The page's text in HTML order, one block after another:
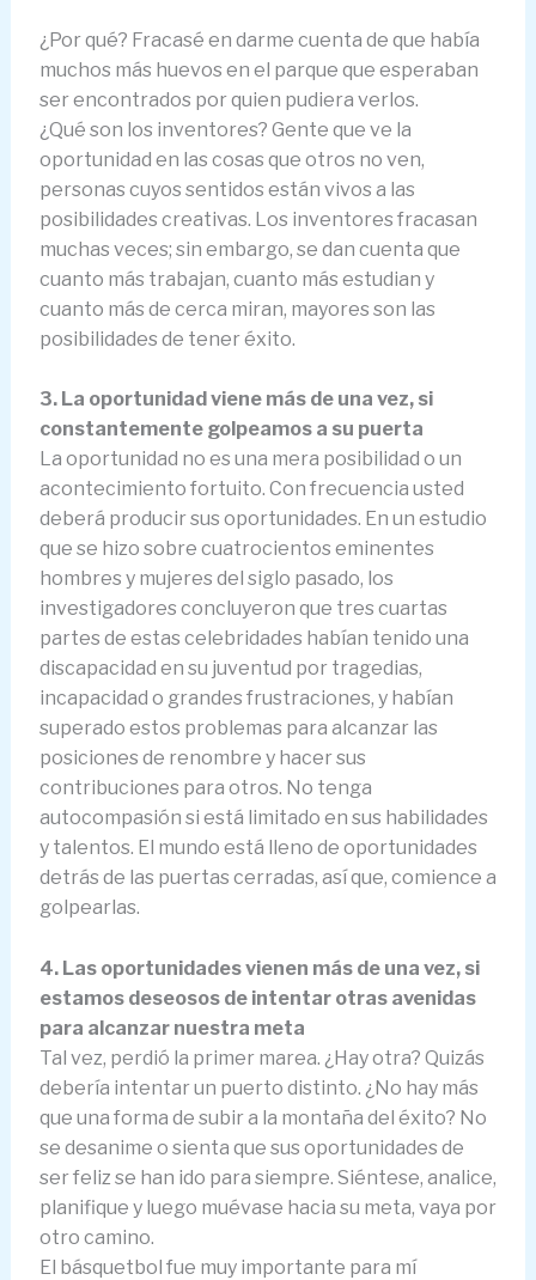
¿Por qué? Fracasé en darme cuenta de que había
muchos más huevos en el parque que esperaban
ser encontrados por quien pudiera verlos.
¿Qué son los inventores? Gente que ve la
oportunidad en las cosas que otros no ven,
personas cuyos sentidos están vivos a las
posibilidades creativas. Los inventores fracasan
muchas veces; sin embargo, se dan cuenta que
cuanto más trabajan, cuanto más estudian y
cuanto más de cerca miran, mayores son las
posibilidades de tener éxito.
3. La oportunidad viene más de una vez, si
constantemente golpeamos a su puerta
La oportunidad no es una mera posibilidad o un
acontecimiento fortuito. Con frecuencia usted
deberá producir sus oportunidades. En un estudio
que se hizo sobre cuatrocientos eminentes
hombres y mujeres del siglo pasado, los
investigadores concluyeron que tres cuartas
partes de estas celebridades habían tenido una
discapacidad en su juventud por tragedias,
incapacidad o grandes frustraciones, y habían
superado estos problemas para alcanzar las
posiciones de renombre y hacer sus
contribuciones para otros. No tenga
autocompasión si está limitado en sus habilidades
y talentos. El mundo está lleno de oportunidades
detrás de las puertas cerradas, así que, comience a
golpearlas.
4. Las oportunidades vienen más de una vez, si
estamos deseosos de intentar otras avenidas
para alcanzar nuestra meta
Tal vez, perdió la primer marea. ¿Hay otra? Quizás
debería intentar un puerto distinto. ¿No hay más
que una forma de subir a la montaña del éxito? No
se desanime o sienta que sus oportunidades de
ser feliz se han ido para siempre. Siéntese, analice,
planifique y luego muévase hacia su meta, vaya por
otro camino.
El básquetbol fue muy importante para mí